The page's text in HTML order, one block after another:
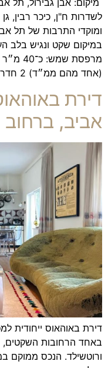
לשדרות ח"ן, כיכר רבין,
ומוקדי התרבות של תל
(אחד מהם ממ״ד) 2 חדרי […]
דירת
אביב, ברחוב
דירת באוהאוס ייחודית
באחד הרחובות השקטים,
ורוטשילד. הנכס ממוקם